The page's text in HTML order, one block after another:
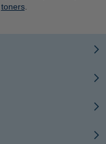
toners.